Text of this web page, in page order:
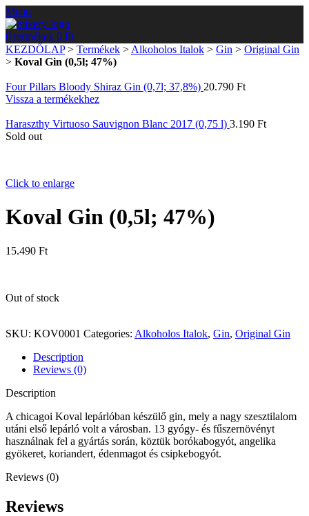
Menu
0 termékek 0 Ft
KEZDŐLAP> Termékek > Alkoholos Italok > Gin > Original Gin
> Koval Gin (0,5l; 47%)
Four Pillars Bloody Shiraz Gin (0,7l; 37,8%) 20.790 Ft
Vissza a termékekhez
Haraszthy Virtuoso Sauvignon Blanc 2017 (0,75 l) 3.190 Ft
Sold out
Click to enlarge
Koval Gin (0,5l; 47%)
15.490 Ft
Out of stock
SKU: KOV0001 Categories: Alkoholos Italok, Gin, Original Gin
Description
Reviews (0)
Description
A chicagoi Koval lepárlóban készülő gin, mely a nagy szesztilalom
utáni első lepárló volt a városban. 13 gyógy- és fűszernövényt
használnak fel a gyártás során, köztük borókabogyót, angelika
gyökeret, koriandert, édenmagot és csipkebogyót.
Reviews (0)
Reviews